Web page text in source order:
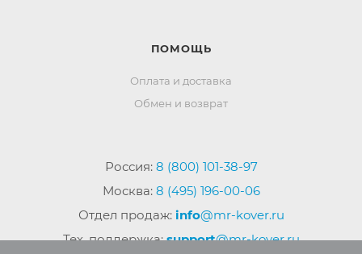
ПОМОЩЬ
Оплата и доставка
Обмен и возврат
Россия: 8 (800) 101-38-97
Москва: 8 (495) 196-00-06
Отдел продаж: info@mr-kover.ru
Тех. поддержка:support@mr-kover.ru